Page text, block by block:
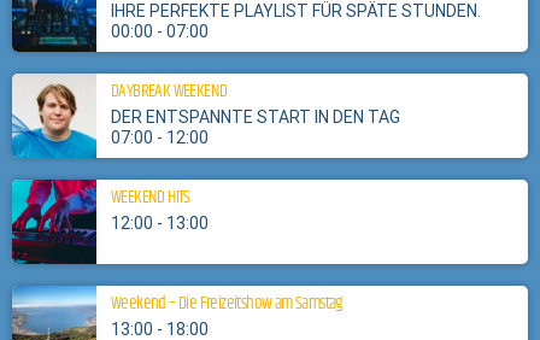
IHRE PERFEKTE PLAYLIST FÜR SPÄTE STUNDEN.
00:00 - 07:00
DAYBREAK WEEKEND
DER ENTSPANNTE START IN DEN TAG
07:00 - 12:00
WEEKEND HITS
12:00 - 13:00
Weekend – Die Freizeitshow am Samstag
13:00 - 18:00